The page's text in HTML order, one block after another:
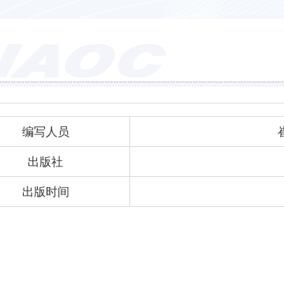
编写人员
出版社
出版时间